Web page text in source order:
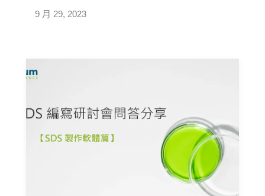
9 月 29, 2023
匡騰SDS編寫專家的建議，供大家參考。